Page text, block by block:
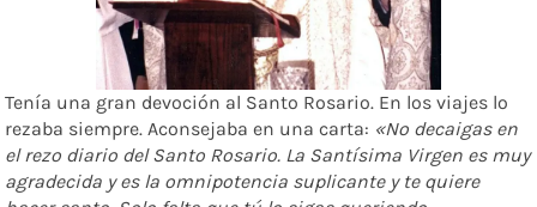
Tenía una gran devoción al Santo Rosario. En los viajes lo
rezaba siempre. Aconsejaba en una carta: «No decaigas en
el rezo diario del Santo Rosario. La Santísima Virgen es muy
agradecida y es la omnipotencia suplicante y te quiere